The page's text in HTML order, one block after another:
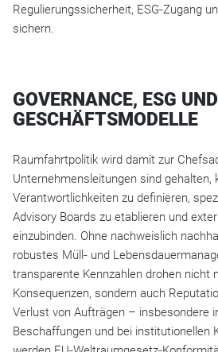
Regulierungssicherheit, ESG‑Zugang
sichern.
GOVERNANCE, ESG UND
GESCHÄFTSMODELLE
Raumfahrtpolitik wird damit zur
Unternehmensleitungen sind gehalten,
Verantwortlichkeiten zu definieren,
Advisory Boards zu etablieren und
einzubinden. Ohne nachweislich
robustes Müll‑ und
transparente Kennzahlen drohen nicht
Konsequenzen, sondern auch
Verlust von Aufträgen – insbesondere
Beschaffungen und bei institutionellen